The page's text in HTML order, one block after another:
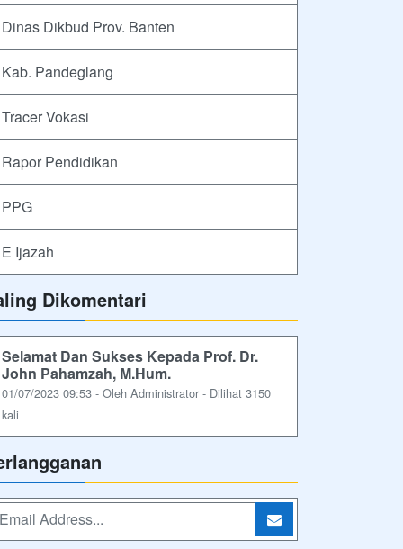
Dinas Dikbud Prov. Banten
Kab. Pandeglang
Tracer Vokasi
Rapor Pendidikan
PPG
E Ijazah
Dikomentari
Selamat Dan Sukses Kepada Prof. Dr.
John Pahamzah, M.Hum.
01/07/2023 09:53 - Oleh Administrator - Dilihat 3150
kali